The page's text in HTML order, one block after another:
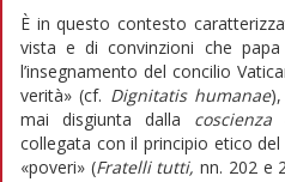
È in questo contesto
vista e di convinzioni che
l’insegnamento del concilio
verità» (cf. Dignitatis humanae
mai disgiunta dalla coscienza
collegata con il principio etico del
«poveri» (Fratelli tutti,nn. 202 e